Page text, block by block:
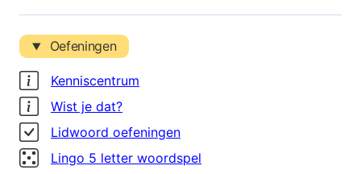
Oefeningen
Kenniscentrum
Wist je dat?
Lidwoord oefeningen
Lingo 5 letter woordspel